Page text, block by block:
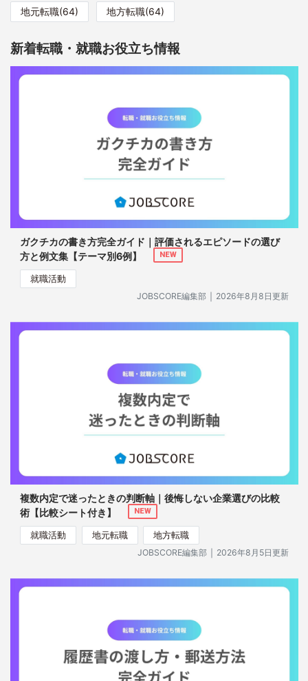
地元転職(64) 地方転職(64)
新着転職・就職お役立ち情報
ガクチカの書き方完全ガイド｜評価されるエピソードの選び
方と例文集【テーマ別6例】
NEW
就職活動
JOBSCORE編集部 ｜ 2026年8月8日更新
複数内定で迷ったときの判断軸｜後悔しない企業選びの比較
術【比較シート付き】
NEW
就職活動 地元転職
地方転職
JOBSCORE編集部 ｜ 2026年8月5日更新